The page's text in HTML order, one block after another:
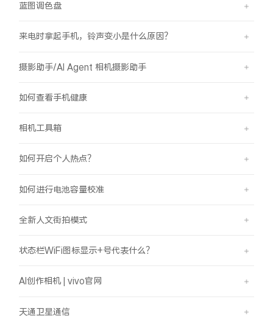
蓝图调色盘
来电时拿起手机，铃声变小是什么原因？
摄影助手/AI Agent 相机摄影助手
如何查看手机健康
相机工具箱
如何开启个人热点？
如何进行电池容量校准
全新人文街拍模式
状态栏WiFi图标显示+号代表什么？
AI创作相机 | vivo官网
天通卫星通信